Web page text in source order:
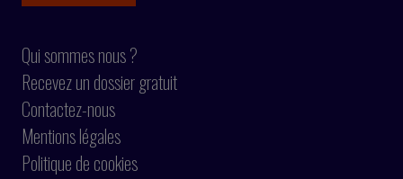
Qui sommes nous ?
Recevez un dossier gratuit
Contactez-nous
Mentions légales
Politique de cookies